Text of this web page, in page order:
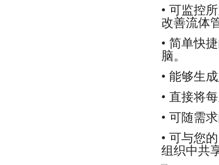
• 可监控
改善流体
• 简单快
脑。
• 能够生
• 直接将
• 可随需
• 可与您
组织中共